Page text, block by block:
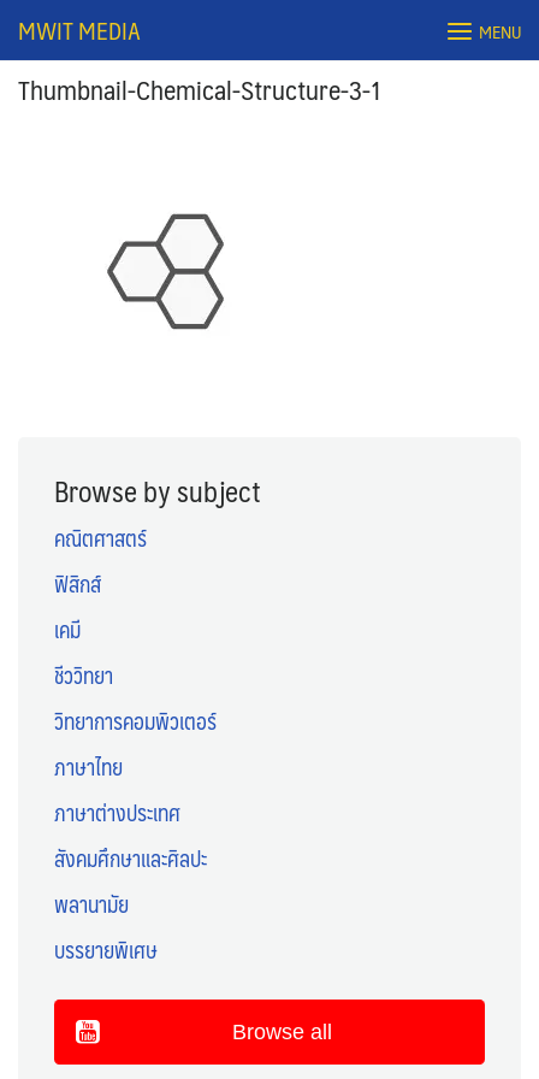
MWIT MEDIA MENU
Thumbnail-Chemical-Structure-3-1
Browse by subject
คณิตศาสตร์
ฟิสิกส์
เคมี
ชีววิทยา
วิทยาการคอมพิวเตอร์
ภาษาไทย
ภาษาต่างประเทศ
สังคมศึกษาและศิลปะ
พลานามัย
บรรยายพิเศษ
Browse all